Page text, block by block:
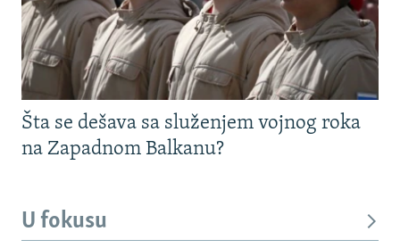
Šta se dešava sa služenjem vojnog roka
na Zapadnom Balkanu?
U fokusu